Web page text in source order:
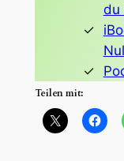
du
Teilen mit: